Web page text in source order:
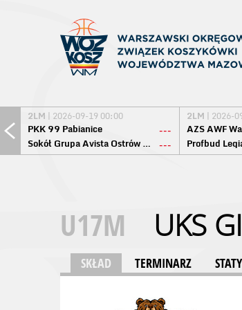
2LM | 2026-09-19 00:00
PKK 99 Pabianice
---
Sokół Grupa Avista Ostrów Maz. ---
2LM | 2026-
AZS AWF
Profbud
U17M UKS
SKŁAD TERMINARZ